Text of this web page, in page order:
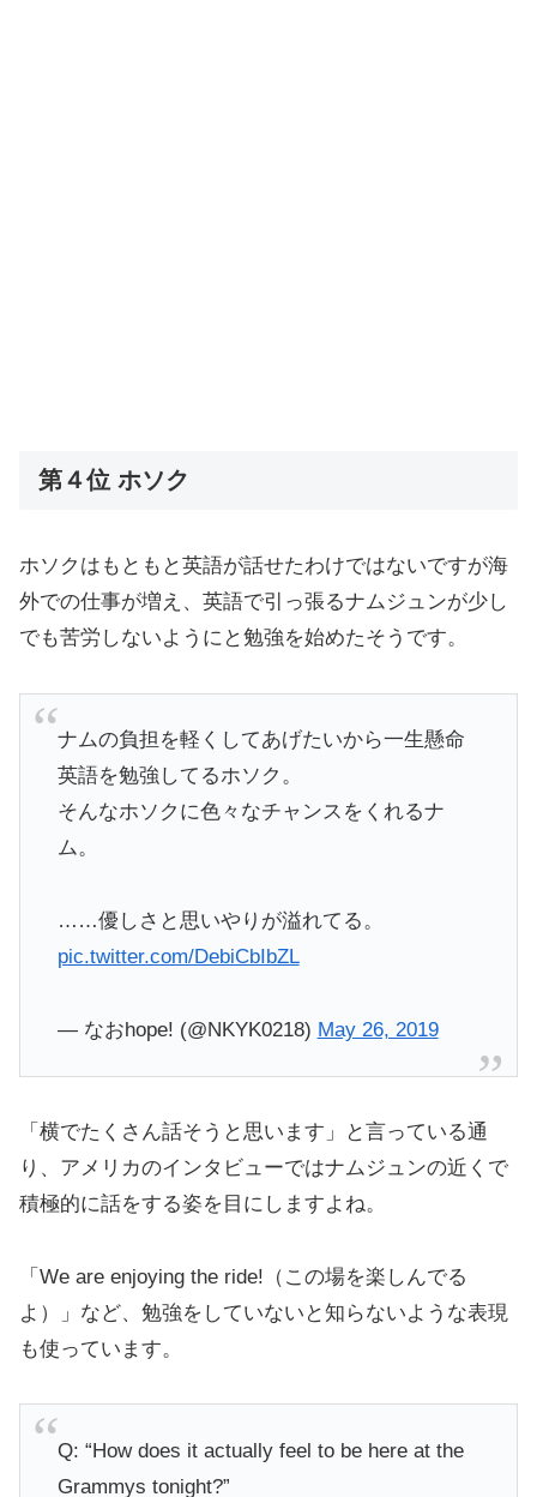
第４位 ホソク
ホソクはもともと英語が話せたわけではないですが海
外での仕事が増え、英語で引っ張るナムジュンが少し
でも苦労しないようにと勉強を始めたそうです。
ナムの負担を軽くしてあげたいから一生懸命
英語を勉強してるホソク。
そんなホソクに色々なチャンスをくれるナ
ム。
……優しさと思いやりが溢れてる。
pic.twitter.com/DebiCbIbZL
— なおhope! (@NKYK0218) May 26, 2019
「横でたくさん話そうと思います」と言っている通
り、アメリカのインタビューではナムジュンの近くで
積極的に話をする姿を目にしますよね。
「We are enjoying the ride!（この場を楽しんでる
よ）」など、勉強をしていないと知らないような表現
も使っています。
Q: “How does it actually feel to be here at the
Grammys tonight?”